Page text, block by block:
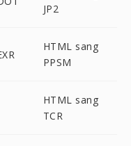
JP2
HTML sang
PPSM
HTML sang
TCR